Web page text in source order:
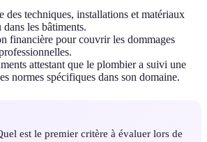
des techniques, installations et matériaux
les bâtiments.
financière pour couvrir les dommages
attestant que le plombier a suivi une
normes spécifiques dans son domaine.
est le premier critère à évaluer lors de